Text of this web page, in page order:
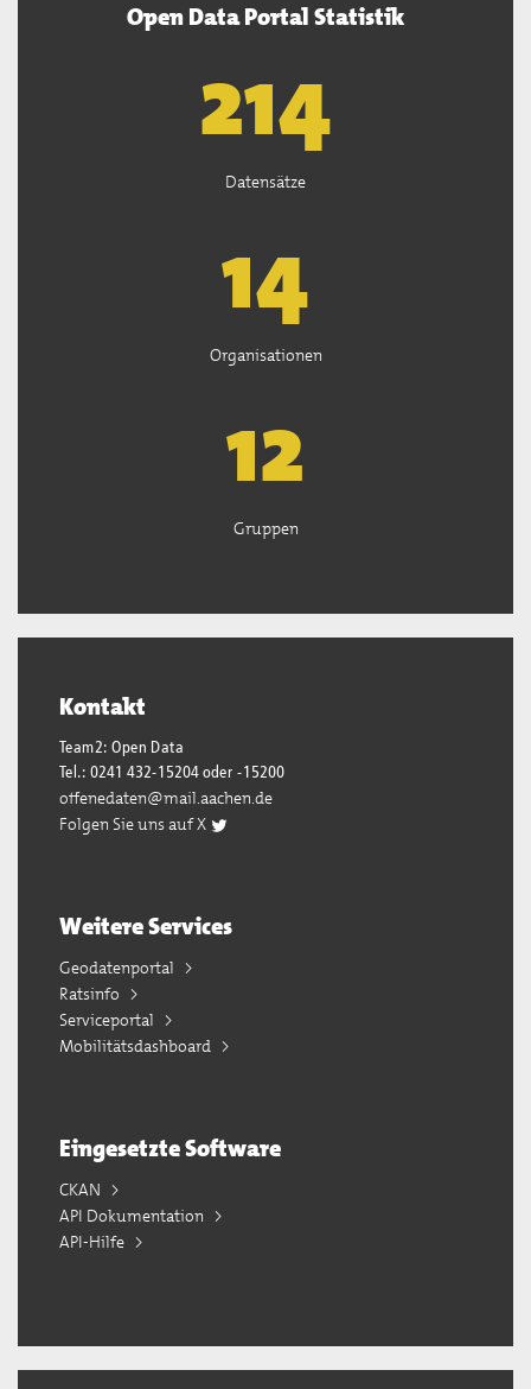
Open Data Portal Statistik
217
Datensätze
14
Organisationen
12
Gruppen
Kontakt
Team2: Open Data
Tel.: 0241 432-15204 oder -15200
offenedaten@mail.aachen.de
Folgen Sie uns auf X
Weitere Services
Geodatenportal
Ratsinfo
Serviceportal
Mobilitätsdashboard
Eingesetzte Software
CKAN
API Dokumentation
API-Hilfe